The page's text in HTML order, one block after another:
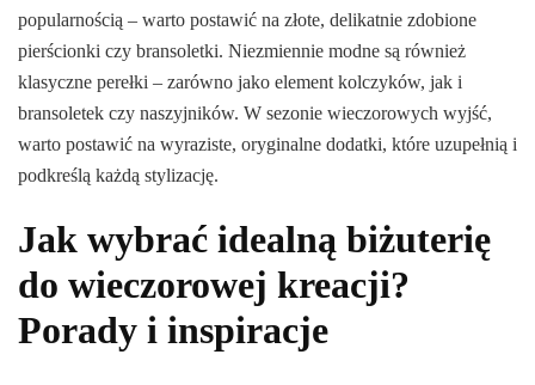
popularnością – warto postawić na złote, delikatnie zdobione
pierścionki czy bransoletki. Niezmiennie modne są również
klasyczne perełki – zarówno jako element kolczyków, jak i
bransoletek czy naszyjników. W sezonie wieczorowych wyjść,
warto postawić na wyraziste, oryginalne dodatki, które uzupełnią i
podkreślą każdą stylizację.
Jak wybrać idealną biżuterię
do wieczorowej kreacji?
Porady i inspiracje